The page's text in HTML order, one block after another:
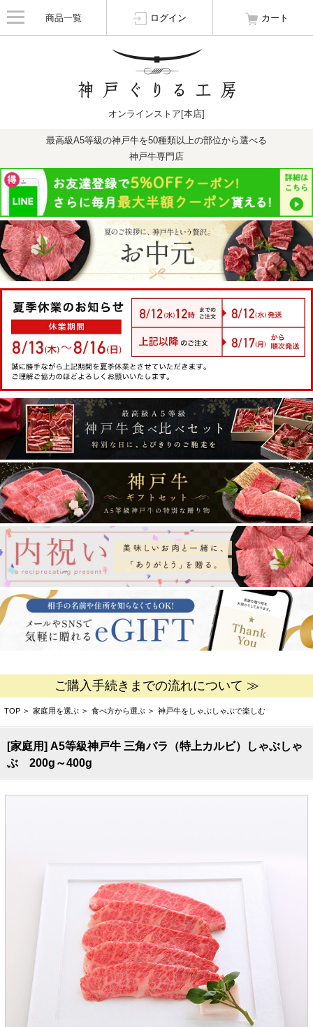
商品一覧 ログイン カート
オンラインストア[本店]
最高級A5等級の神戸牛を50種類以上の部位から選べる
神戸牛専門店
ご購入手続きまでの流れについて ≫
TOP > 家庭用を選ぶ > 食べ方から選ぶ > 神戸牛をしゃぶしゃぶで楽しむ
[家庭用] A5等級神戸牛 三角バラ（特上カルビ）しゃぶしゃ
ぶ 200g～400g